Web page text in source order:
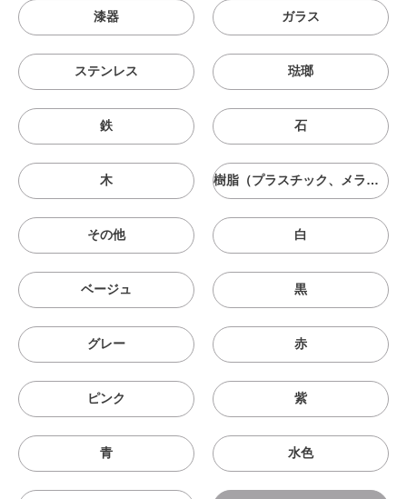
漆器 ガラス
ステンレス 琺瑯
鉄 石
木 樹脂（プラスチック、メラニン、シリコン等）
その他 白
ベージュ 黒
グレー 赤
ピンク 紫
青 水色